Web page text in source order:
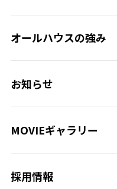
オールハウスの強み
お知らせ
MOVIEギャラリー
採用情報